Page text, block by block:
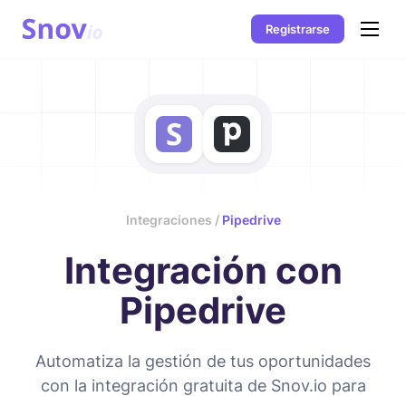
Registrarse
Integraciones /Pipedrive
Integración con
Pipedrive
Automatiza la gestión de tus oportunidades
con la integración gratuita de Snov.io para